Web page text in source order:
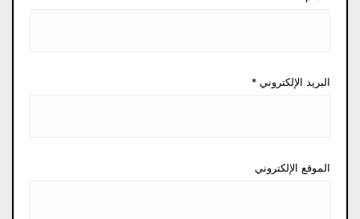
البريد الإلكتروني *
الموقع الإلكتروني